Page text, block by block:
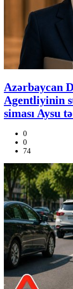
Azərbaycan
Agentliyinin
siması Aysu
0
0
74